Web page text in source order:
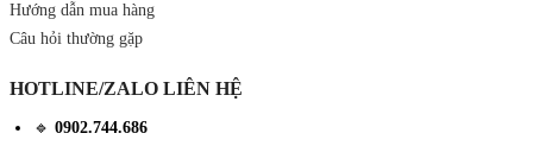
Hướng dẫn mua hàng
Câu hỏi thường gặp
HOTLINE/ZALO LIÊN HỆ
🔹 0902.744.686